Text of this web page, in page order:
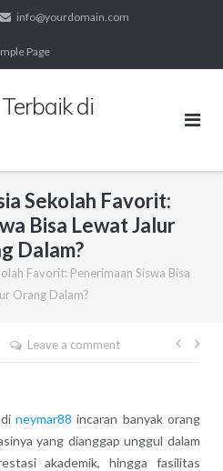
info@yourdomain.com
Page
di
Sekolah Favorit:
Bisa Lewat Jalur
Dalam?
Favorit: Penerimaan Siswa Bisa
Orang Dalam?
Leave a comment
Post
neymar88 incaran banyak orang
yang dianggap unggul dalam
akademik, hingga fasilitas